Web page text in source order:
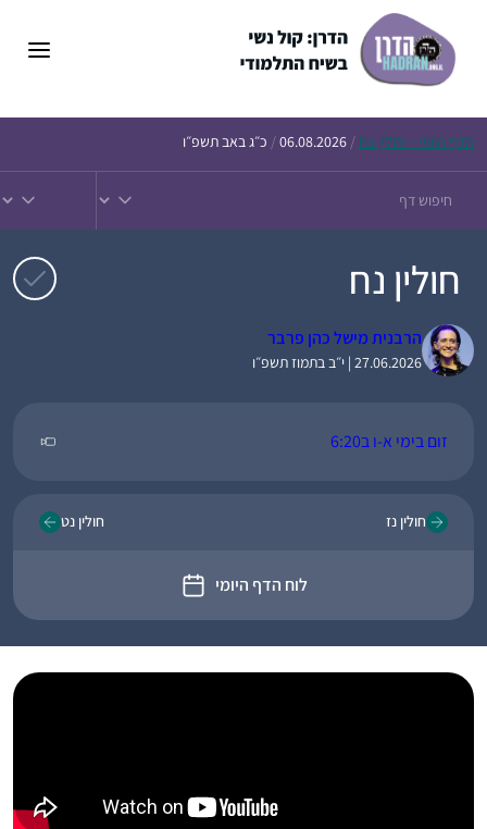
הדף היומי – חולין צח /
06.08.2026
/ כ״ג באב תשפ״ו
חולין נח
הרבנית מישל כהן פרבר
27.06.2026 | י״ב בתמוז תשפ״ו
זום בימי א-ו ב6:20
חולין נז
לוח הדף היומי
חולין נט